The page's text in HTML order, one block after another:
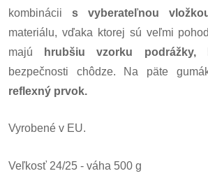
kombinácii s vyberateľnou
materiálu, vďaka ktorej sú veľmi
majú
hrubšiu vzorku podrážky,
bezpečnosti chôdze. Na päte
reflexný prvok.
Vyrobené v EU.
Veľkosť 24/25 - váha 500 g